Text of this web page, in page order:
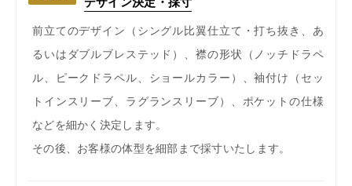
前立てのデザイン（シングル比翼仕立て・打ち抜き、あ
るいはダブルブレステッド）、襟の形状（ノッチドラペ
ル、ピークドラペル、ショールカラー）、袖付け（セッ
トインスリーブ、ラグランスリーブ）、ポケットの仕様
などを細かく決定します。
その後、お客様の体型を細部まで採寸いたします。